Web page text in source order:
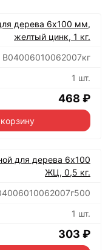
дерева 6х100 мм,
желтый цинк, 1 кг.
B04006010062007кг
1 шт.
468 ₽
для дерева 6х100
ЖЦ, 0,5 кг.
1 шт.
303 ₽